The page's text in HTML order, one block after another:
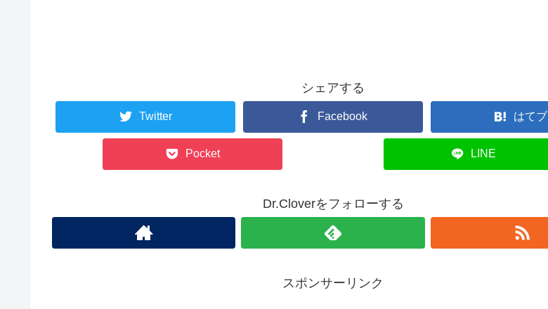
シェアする
Twitter Facebook はてブ
Pocket LINE
Dr.Cloverをフォローする
スポンサーリンク